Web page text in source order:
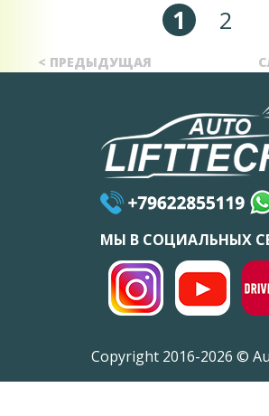
< ПРЕДЫДУЩАЯ
1 2
МЫ В СОЦИАЛЬНЫХ
Copyright 2016-2026 ©